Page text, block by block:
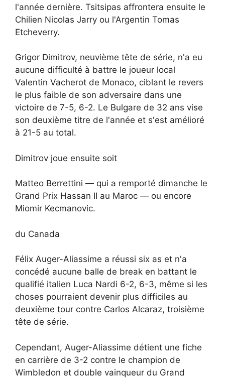
l'année dernière. Tsitsipas affrontera ensuite le
Chilien Nicolas Jarry ou l'Argentin Tomas
Etcheverry.
Grigor Dimitrov, neuvième tête de série, n'a eu
aucune difficulté à battre le joueur local
Valentin Vacherot de Monaco, ciblant le revers
le plus faible de son adversaire dans une
victoire de 7-5, 6-2. Le Bulgare de 32 ans vise
son deuxième titre de l'année et s'est amélioré
à 21-5 au total.
Dimitrov joue ensuite soit
Matteo Berrettini — qui a remporté dimanche le
Grand Prix Hassan II au Maroc — ou encore
Miomir Kecmanovic.
du Canada
Félix Auger-Aliassime a réussi six as et n'a
concédé aucune balle de break en battant le
qualifié italien Luca Nardi 6-2, 6-3, même si les
choses pourraient devenir plus difficiles au
deuxième tour contre Carlos Alcaraz, troisième
tête de série.
Cependant, Auger-Aliassime détient une fiche
en carrière de 3-2 contre le champion de
Wimbledon et double vainqueur du Grand